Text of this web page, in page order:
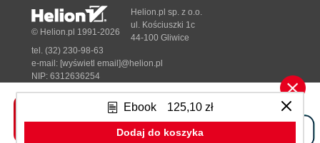
Ebook 125,10 zł
Dodaj do koszyka
Tonik.pl
© Helion.pl 1991-2026
Helion.pl sp. z o.o.
ul. Kościuszki 1c
44-100 Gliwice
tel. (32) 230-98-63
e-mail: [wyświetl email]@helion.pl
NIP: 6312636254